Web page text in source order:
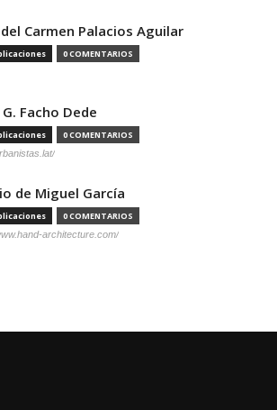
del Carmen Palacios Aguilar
0 COMENTARIOS
Facho Dede
0 COMENTARIOS
de Miguel García
0 COMENTARIOS
architecture.com/